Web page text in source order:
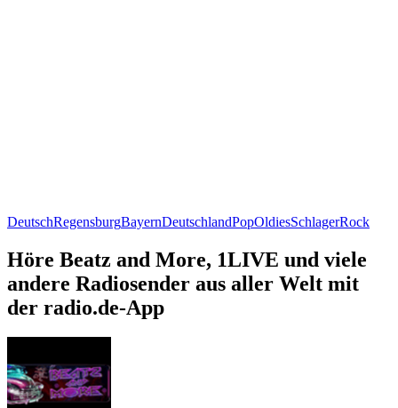
DeutschRegensburgBayernDeutschlandPopOldiesSchlagerRock
Höre Beatz and More, 1LIVE und viele
andere Radiosender aus aller Welt mit
der radio.de-App